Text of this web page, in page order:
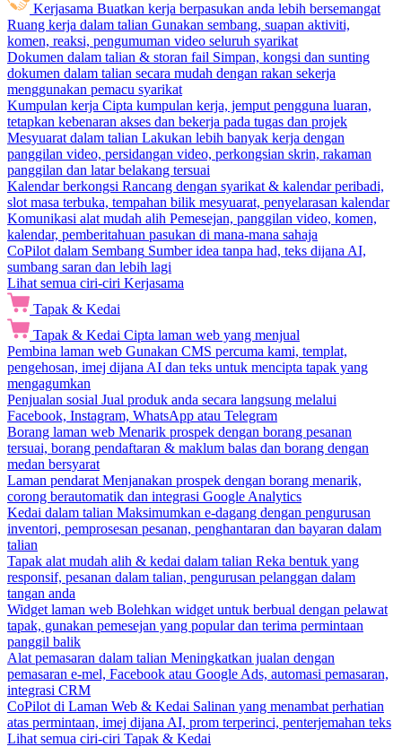
Kerjasama Buatkan kerja berpasukan anda lebih bersemangat
Ruang kerja dalam talian Gunakan sembang, suapan aktiviti,
komen, reaksi, pengumuman video seluruh syarikat
Dokumen dalam talian & storan fail Simpan, kongsi dan sunting
dokumen dalam talian secara mudah dengan rakan sekerja
menggunakan pemacu syarikat
Kumpulan kerja Cipta kumpulan kerja, jemput pengguna luaran,
tetapkan kebenaran akses dan bekerja pada tugas dan projek
Mesyuarat dalam talian Lakukan lebih banyak kerja dengan
panggilan video, persidangan video, perkongsian skrin, rakaman
panggilan dan latar belakang tersuai
Kalendar berkongsi Rancang dengan syarikat & kalendar peribadi,
slot masa terbuka, tempahan bilik mesyuarat, penyelarasan kalendar
Komunikasi alat mudah alih Pemesejan, panggilan video, komen,
kalendar, pemberitahuan pasukan di mana-mana sahaja
CoPilot dalam Sembang Sumber idea tanpa had, teks dijana AI,
sumbang saran dan lebih lagi
Lihat semua ciri-ciri Kerjasama
Tapak & Kedai
Tapak & Kedai Cipta laman web yang menjual
Pembina laman web Gunakan CMS percuma kami, templat,
pengehosan, imej dijana AI dan teks untuk mencipta tapak yang
mengagumkan
Penjualan sosial Jual produk anda secara langsung melalui
Facebook, Instagram, WhatsApp atau Telegram
Borang laman web Menarik prospek dengan borang pesanan
tersuai, borang pendaftaran & maklum balas dan borang dengan
medan bersyarat
Laman pendarat Menjanakan prospek dengan borang menarik,
corong berautomatik dan integrasi Google Analytics
Kedai dalam talian Maksimumkan e-dagang dengan pengurusan
inventori, pemprosesan pesanan, penghantaran dan bayaran dalam
talian
Tapak alat mudah alih & kedai dalam talian Reka bentuk yang
responsif, pesanan dalam talian, pengurusan pelanggan dalam
tangan anda
Widget laman web Bolehkan widget untuk berbual dengan pelawat
tapak, gunakan pemesejan yang popular dan terima permintaan
panggil balik
Alat pemasaran dalam talian Meningkatkan jualan dengan
pemasaran e-mel, Facebook atau Google Ads, automasi pemasaran,
integrasi CRM
CoPilot di Laman Web & Kedai Salinan yang menambat perhatian
atas permintaan, imej dijana AI, prom terperinci, penterjemahan teks
Lihat semua ciri-ciri Tapak & Kedai